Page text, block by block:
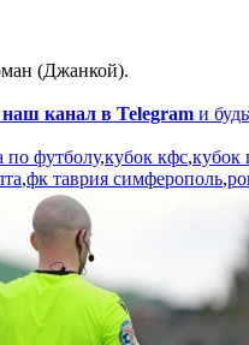
(Джанкой).
канал в Telegram и
по футболу,кубок кфс,кубок
,фк таврия симферополь,